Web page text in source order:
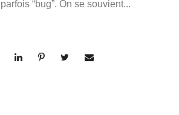
“bug”. On se souvient...